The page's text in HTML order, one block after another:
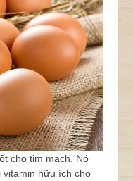
cho tim mạch. Nó
vitamin hữu ích cho